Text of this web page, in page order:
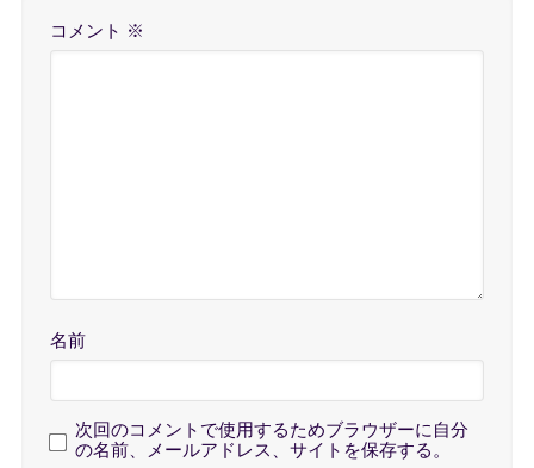
コメント ※
名前
次回のコメントで使用するためブラウザーに自分
の名前、メールアドレス、サイトを保存する。